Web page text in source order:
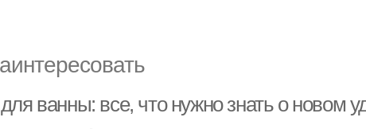
ванны: все, что нужно знать о новом